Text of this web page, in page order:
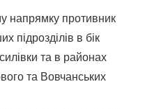
напрямку противник
підрозділів в бік
та в районах
та Вовчанських